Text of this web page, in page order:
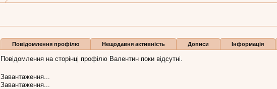
Повідомлення профілю Нещодавня активність Дописи Інформація
Повідомлення на сторінці профілю Валентин поки відсутні.
Завантаження...
Завантаження...